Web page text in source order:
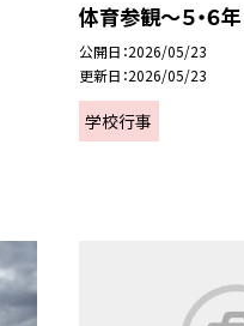
体育参観～５・６
公開日 2026/05/23
更新日 2026/05/23
学校行事